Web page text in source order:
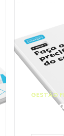
GESTÃO
seu